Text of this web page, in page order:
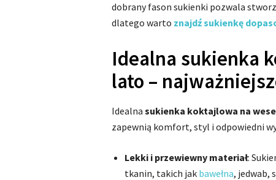
dobrany fason sukienki pozwala
dlatego warto znajdź sukienkę
Idealna sukienka
lato –
Idealna sukienka koktajlowa na
zapewnią komfort, styl i odpowiedni
Lekki i przewiewny materiał:
tkanin, takich jak bawełna, jedwab,